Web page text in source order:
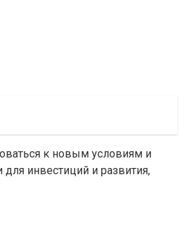
к новым условиям и
инвестиций и развития,